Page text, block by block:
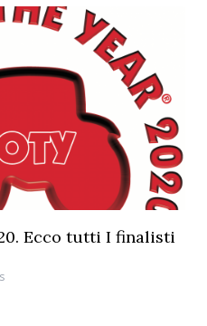
Ecco tutti I finalisti